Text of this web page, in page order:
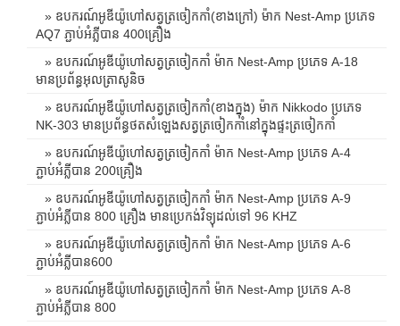
» ឧបករណ៍អូឌីយ៉ូហៅសត្វត្រចៀកកាំ(ខាងក្រៅ) ម៉ាក Nest-Amp ប្រភេទ
AQ7 ភ្ជាប់អំភ្លីបាន 400គ្រឿង
» ឧបករណ៍អូឌីយ៉ូហៅសត្វត្រចៀកកាំ ម៉ាក Nest-Amp ប្រភេទ A-18
មានប្រព័ន្ធអុលត្រាសូនិច
» ឧបករណ៍អូឌីយ៉ូហៅសត្វត្រចៀកកាំ(ខាងក្នុង) ម៉ាក Nikkodo ប្រភេទ
NK-303 មានប្រព័ន្ធថតសំឡេងសត្វត្រចៀកកាំនៅក្នុងផ្ទះត្រចៀកកាំ
» ឧបករណ៍អូឌីយ៉ូហៅសត្វត្រចៀកកាំ ម៉ាក Nest-Amp ប្រភេទ A-4
ភ្ជាប់អំភ្លីបាន 200គ្រឿង
» ឧបករណ៍អូឌីយ៉ូហៅសត្វត្រចៀកកាំ ម៉ាក Nest-Amp ប្រភេទ A-9
ភ្ជាប់អំភ្លីបាន 800 គ្រឿង មានប្រេកង់វិទ្យុដល់ទៅ 96 KHZ
» ឧបករណ៍អូឌីយ៉ូហៅសត្វត្រចៀកកាំ ម៉ាក Nest-Amp ប្រភេទ A-6
ភ្ជាប់អំភ្លីបាន600
» ឧបករណ៍អូឌីយ៉ូហៅសត្វត្រចៀកកាំ ម៉ាក Nest-Amp ប្រភេទ A-8
ភ្ជាប់អំភ្លីបាន 800